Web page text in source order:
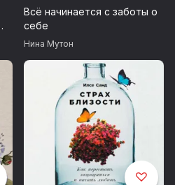
Всё начинается с заботы о
себе
Нина Мутон